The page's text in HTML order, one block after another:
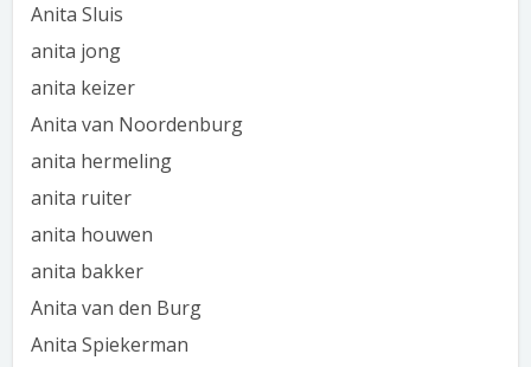
Anita Sluis
anita jong
anita keizer
Anita van Noordenburg
anita hermeling
anita ruiter
anita houwen
anita bakker
Anita van den Burg
Anita Spiekerman